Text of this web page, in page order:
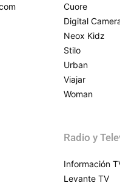
Cuore
Digital
Neox Kidz
Stilo
Urban
Viajar
Woman
Radio y
Información
Levante TV